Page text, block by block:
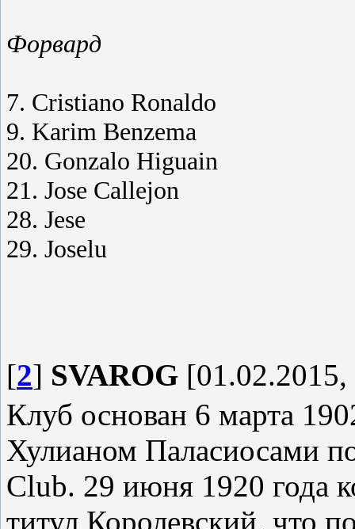
Форвард
7. Cristiano Ronaldo
9. Karim Benzema
20. Gonzalo Higuain
21. Jose Callejon
28. Jese
29. Joselu
[2] SVAROG
Клуб основан 6 марта
Хулианом Паласиосами
Club. 29 июня 1920 года
титул Королевский, что